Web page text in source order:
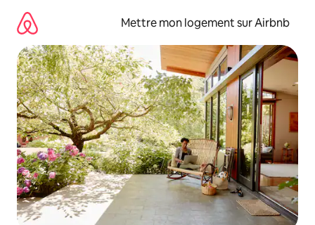
directement
contenu
Mettre mon logement sur Airbnb